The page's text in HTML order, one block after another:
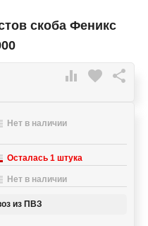
скоба Феникс
 favorite 
Нет в наличии
Осталась 1 штука
Нет в наличии
из ПВЗ